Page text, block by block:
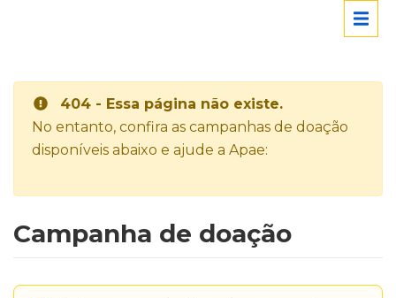
404 - Essa página não existe.
No entanto, confira as campanhas de doação
disponíveis abaixo e ajude a Apae:
Campanha de doação